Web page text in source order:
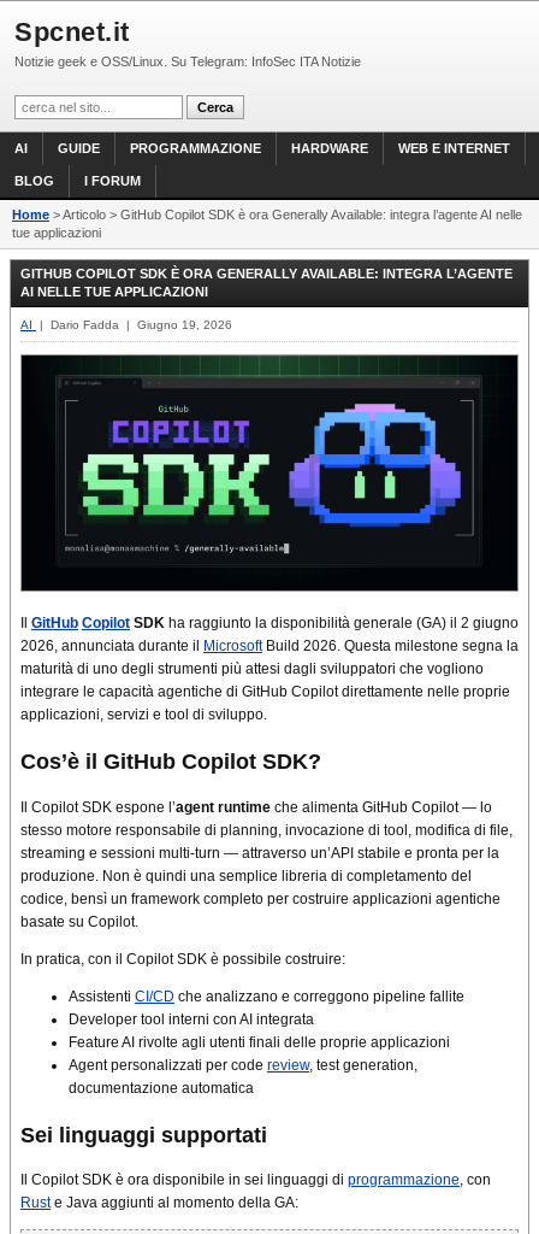
Spcnet.it
Notizie geek e OSS/Linux. Su Telegram: InfoSec ITA Notizie
AI GUIDE PROGRAMMAZIONE HARDWARE WEB E INTERNET
BLOG I FORUM
Home > Articolo > GitHub Copilot SDK è ora Generally Available: integra l’agente AI nelle
tue applicazioni
GITHUB COPILOT SDK È ORA GENERALLY AVAILABLE: INTEGRA L’AGENTE
AI NELLE TUE APPLICAZIONI
AI | Dario Fadda | Giugno 19, 2026
Il GitHub Copilot SDK ha raggiunto la disponibilità generale (GA) il 2 giugno
2026, annunciata durante il MicrosoftBuild 2026. Questa milestone segna la
maturità di uno degli strumenti più attesi dagli sviluppatori che vogliono
integrare le capacità agentiche di GitHub Copilot direttamente nelle proprie
applicazioni, servizi e tool di sviluppo.
Cos’è il GitHub Copilot SDK?
Il Copilot SDK espone l’agent runtime che alimenta GitHub Copilot — lo
stesso motore responsabile di planning, invocazione di tool, modifica di file,
streaming e sessioni multi-turn — attraverso un’API stabile e pronta per la
produzione. Non è quindi una semplice libreria di completamento del
codice, bensì un framework completo per costruire applicazioni agentiche
basate su Copilot.
In pratica, con il Copilot SDK è possibile costruire:
Assistenti CI/CD che analizzano e correggono pipeline fallite
Developer tool interni con AI integrata
Feature AI rivolte agli utenti finali delle proprie applicazioni
Agent personalizzati per code review, test generation,
documentazione automatica
Sei linguaggi supportati
Il Copilot SDK è ora disponibile in sei linguaggi di programmazione, con
Ruste Java aggiunti al momento della GA: